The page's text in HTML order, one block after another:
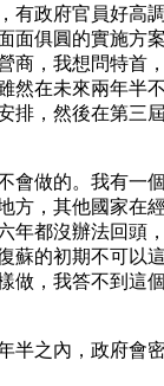
有政府官員好高
面俱圓的實施方
商，我想問特首
然在未來兩年半
排，然後在第三
會做的。我有一
方，其他國家在
年都沒辦法回頭
蘇的初期不可以
做，我答不到這
半之內，政府會